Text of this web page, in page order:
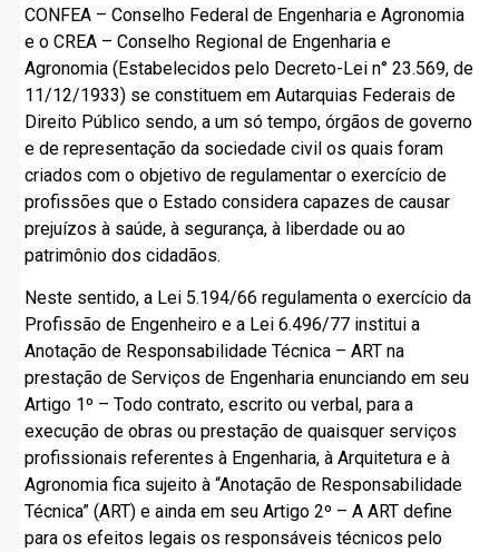
CONFEA – Conselho Federal de Engenharia e Agronomia
e o CREA – Conselho Regional de Engenharia e
Agronomia (Estabelecidos pelo Decreto-Lei n° 23.569, de
11/12/1933) se constituem em Autarquias Federais de
Direito Público sendo, a um só tempo, órgãos de governo
e de representação da sociedade civil os quais foram
criados com o objetivo de regulamentar o exercício de
profissões que o Estado considera capazes de causar
prejuízos à saúde, à segurança, à liberdade ou ao
patrimônio dos cidadãos.
Neste sentido, a Lei 5.194/66 regulamenta o exercício da
Profissão de Engenheiro e a Lei 6.496/77 institui a
Anotação de Responsabilidade Técnica – ART na
prestação de Serviços de Engenharia enunciando em seu
Artigo 1º – Todo contrato, escrito ou verbal, para a
execução de obras ou prestação de quaisquer serviços
profissionais referentes à Engenharia, à Arquitetura e à
Agronomia fica sujeito à “Anotação de Responsabilidade
Técnica” (ART) e ainda em seu Artigo 2º – A ART define
para os efeitos legais os responsáveis técnicos pelo